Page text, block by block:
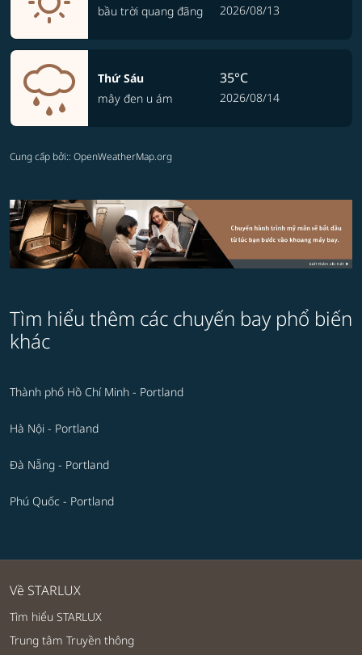
bầu trời quang đãng
2026/08/13
Thứ Sáu
mây đen u ám
35°C
2026/08/14
Cung cấp bởi:: OpenWeatherMap.org
Tìm hiểu thêm các chuyến bay phổ biến
khác
Thành phố Hồ Chí Minh - Portland
Hà Nội - Portland
Đà Nẵng - Portland
Phú Quốc - Portland
Về STARLUX
Tìm hiểu STARLUX
Trung tâm Truyền thông